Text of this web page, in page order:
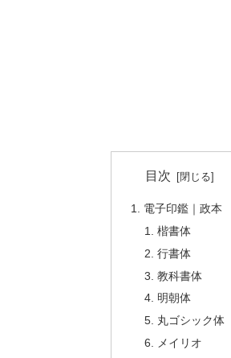
目次
電子印鑑｜政本
楷書体
行書体
教科書体
明朝体
丸ゴシック体
メイリオ